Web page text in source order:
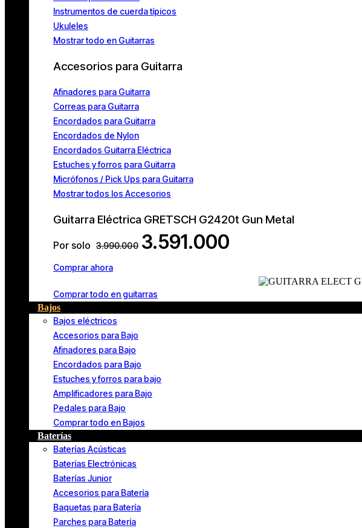
Instrumentos de cuerda típicos
Ukuleles
Mostrar todo en Guitarras
Accesorios para Guitarra
Afinadores para Guitarra
Correas para Guitarra
Encordados para Guitarra
Encordados de Nylon
Encordados Guitarra Eléctrica
Estuches y forros para Guitarra
Micrófonos / Pick Ups para Guitarra
Mostrar todos los Accesorios
Guitarra Eléctrica GRETSCH G2420t Gun Metal
Por solo 3.990.000 3.591.000
Comprar ahora
Comprar todo en guitarras
Bajos
Bajos eléctricos
Accesorios para Bajo
Afinadores para Bajo
Encordados para Bajo
Estuches y forros para bajo
Amplificadores para Bajo
Pedales para Bajo
Comprar todo en Bajos
Baterías
Baterías Acústicas
Baterías Electrónicas
Baterías Junior
Accesorios para Batería
Baquetas para Batería
Parches para Batería